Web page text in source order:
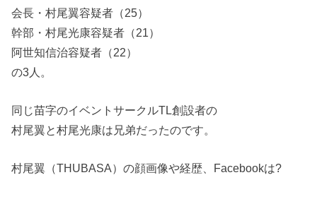
会長・村尾翼容疑者（25）
幹部・村尾光康容疑者（21）
阿世知信治容疑者（22）
の3人。
同じ苗字のイベントサークルTL創設者の
村尾翼と村尾光康は兄弟だったのです。
村尾翼（THUBASA）の顔画像や経歴、Facebookは?